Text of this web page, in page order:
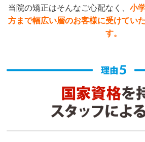
当院の矯正はそんなご心配なく、 小
方まで幅広い層のお客様に受けてい
す。